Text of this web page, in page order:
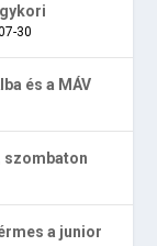
30
és a MÁV
szombaton
a junior